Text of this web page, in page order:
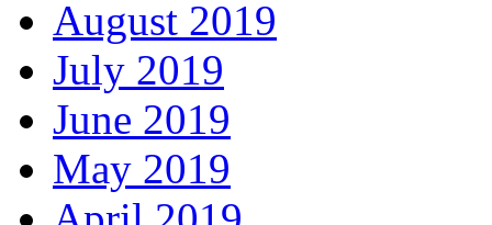
August 2019
July 2019
June 2019
May 2019